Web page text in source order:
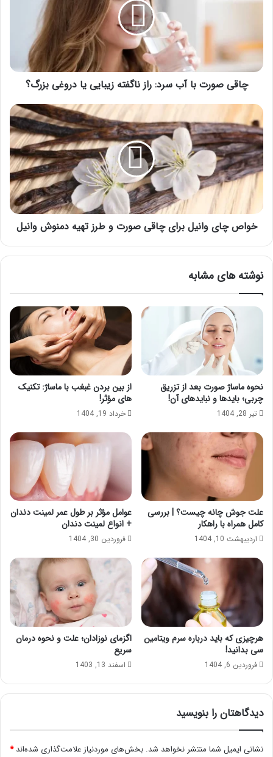
آب
ناگفته
زیبایی
یا
دروغیچاقی صورت با آب سرد: راز ناگفته زیبایی یا دروغی بزرگ؟
خواص
چای
وانیل
برای
چاقی
صورت
طرز
تهیه
دمنوش
خواص چای وانیل برای چاقی صورت و طرز تهیه دمنوش وانیل
نوشته های مشابه
نحوه ماساژ صورت بعد از تزریق
چربی؛ بایدها و نبایدهای آن!
تیر 28, 1404
از بین بردن غبغب با ماساژ: تکنیک
های مؤثر!
خرداد 19, 1404
علت جوش چانه چیست؟ | بررسی
کامل همراه با راهکار
اردیبهشت 10, 1404
عوامل مؤثر بر طول عمر لمینت دندان
+ انواع لمینت دندان
فروردین 30, 1404
هرچیزی که باید درباره سرم ویتامین
سی بدانید!
فروردین 6, 1404
اگزمای نوزادان؛ علت و نحوه درمان
سریع
اسفند 13, 1403
دیدگاهتان را بنویسید
نشانی ایمیل شما منتشر نخواهد شد. بخش‌های موردنیاز علامت‌گذاری شده‌اند*